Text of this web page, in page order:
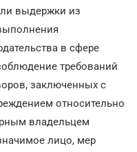
выдержки из
в сфере
требований
заключенных с
относительно
владельцем
лицо, мер